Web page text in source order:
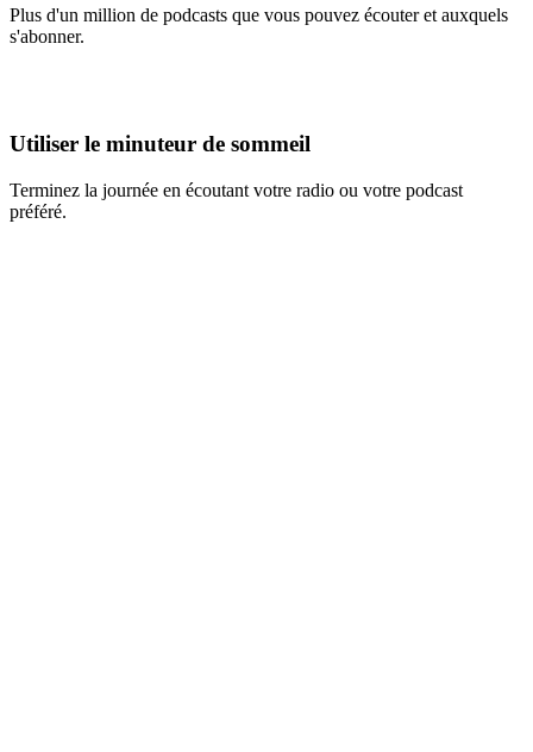
Plus d'un million de podcasts que vous pouvez écouter et auxquels
s'abonner.
Utiliser le minuteur de sommeil
Terminez la journée en écoutant votre radio ou votre podcast
préféré.